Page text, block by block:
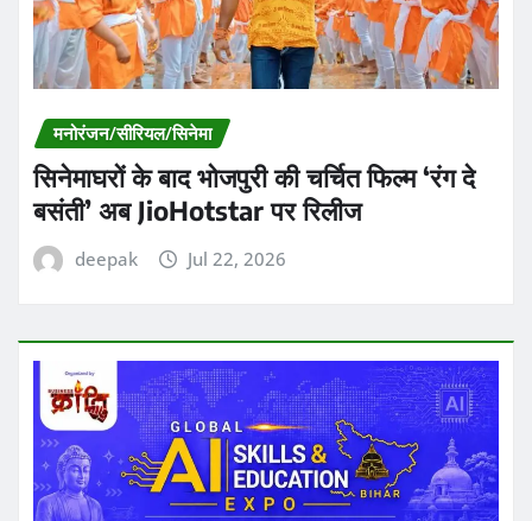
मनोरंजन/सीरियल/सिनेमा
सिनेमाघरों के बाद भोजपुरी की चर्चित फिल्म ‘रंग दे
बसंती’ अब JioHotstar पर रिलीज
deepak Jul 22, 2026